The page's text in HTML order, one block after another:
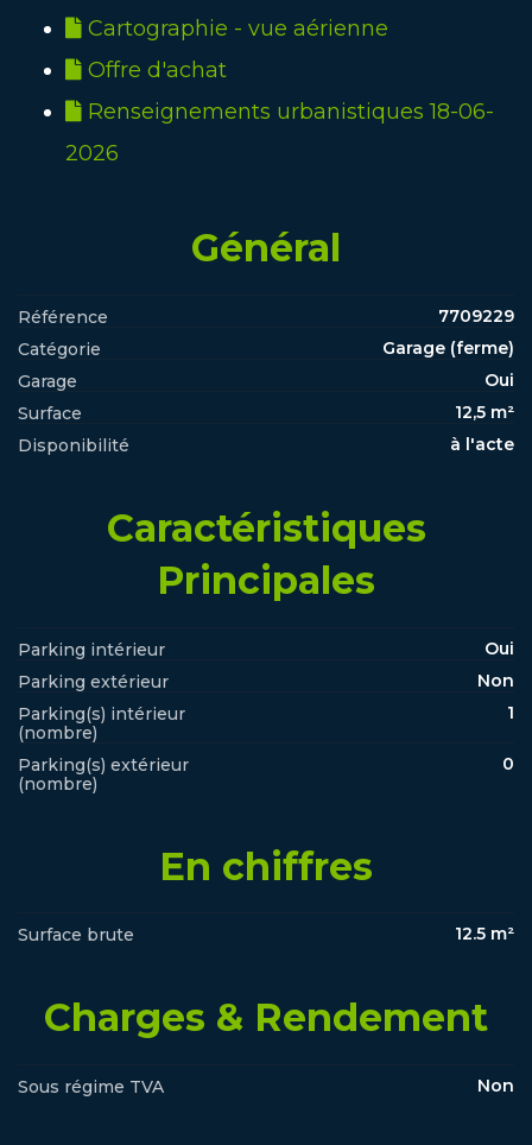
Cartographie - vue aérienne
Offre d'achat
Renseignements urbanistiques 18-06-
2026
Général
Référence
7709229
Catégorie
Garage (ferme)
Garage
Oui
Surface
12,5 m²
Disponibilité
à l'acte
Caractéristiques
Principales
Parking intérieur
Oui
Parking extérieur
Non
Parking(s) intérieur
(nombre)
1
Parking(s) extérieur
(nombre)
0
En chiffres
Surface brute 12.5 m²
Charges & Rendement
Sous régime TVA Non